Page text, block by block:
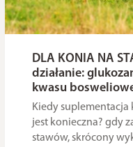
DLA KONIA NA
działanie:
kwasu
Kiedy
jest konieczna? gdy
stawów, skrócony